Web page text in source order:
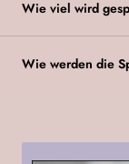
Wie viel wird
Wie werden die